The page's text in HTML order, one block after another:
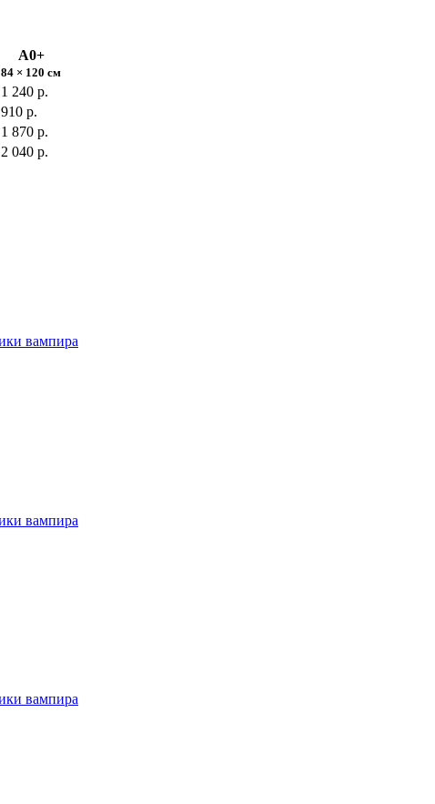
А0+
84 × 120 см
1 240 р.
910 р.
1 870 р.
2 040 р.